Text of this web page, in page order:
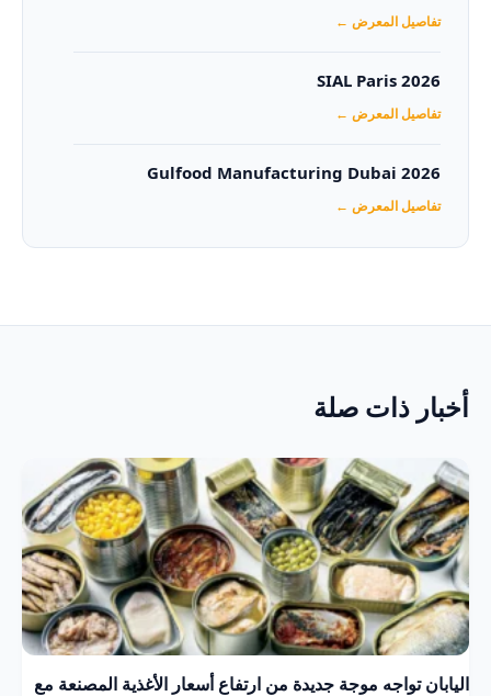
تفاصيل المعرض ←
SIAL Paris 2026
تفاصيل المعرض ←
Gulfood Manufacturing Dubai 2026‏
تفاصيل المعرض ←
أخبار ذات صلة
اليابان تواجه موجة جديدة من ارتفاع أسعار الأغذية المصنعة مع